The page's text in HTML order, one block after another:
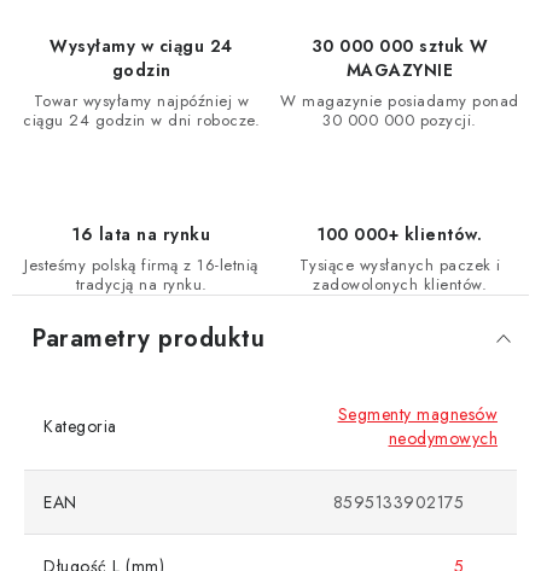
Wysyłamy w ciągu 24
godzin
Towar wysyłamy najpóźniej w
ciągu 24 godzin w dni robocze.
30 000 000 sztuk W
MAGAZYNIE
W magazynie posiadamy ponad
30 000 000 pozycji.
16 lata na rynku
Jesteśmy polską firmą z 16-letnią
tradycją na rynku.
100 000+ klientów.
Tysiące wysłanych paczek i
zadowolonych klientów.
Parametry produktu
Kategoria
Segmenty magnesów
neodymowych
EAN 8595133902175